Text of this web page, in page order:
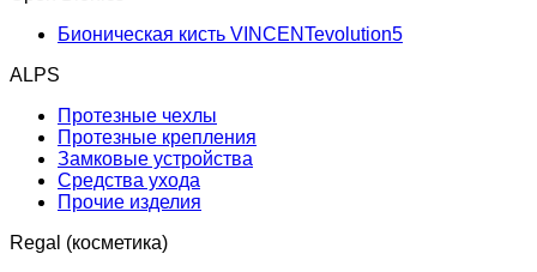
Бионическая кисть VINCENTevolution5
ALPS
Протезные чехлы
Протезные крепления
Замковые устройства
Средства ухода
Прочие изделия
Regal (косметика)